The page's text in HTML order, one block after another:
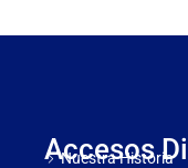
Accesos
Nuestra Historia